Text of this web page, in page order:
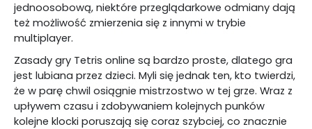
jednoosobową, niektóre przeglądarkowe odmiany dają
też możliwość zmierzenia się z innymi w trybie
multiplayer.
Zasady gry Tetris online są bardzo proste, dlatego gra
jest lubiana przez dzieci. Myli się jednak ten, kto twierdzi,
że w parę chwil osiągnie mistrzostwo w tej grze. Wraz z
upływem czasu i zdobywaniem kolejnych punków
kolejne klocki poruszają się coraz szybciej, co znacznie